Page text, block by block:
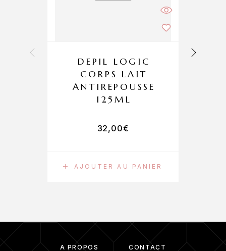
AJOUTER AU PANIER
DEPIL LOGIC
CORPS LAIT
ANTIREPOUSSE
125ML
32,00€
À PROPOS CONTACT